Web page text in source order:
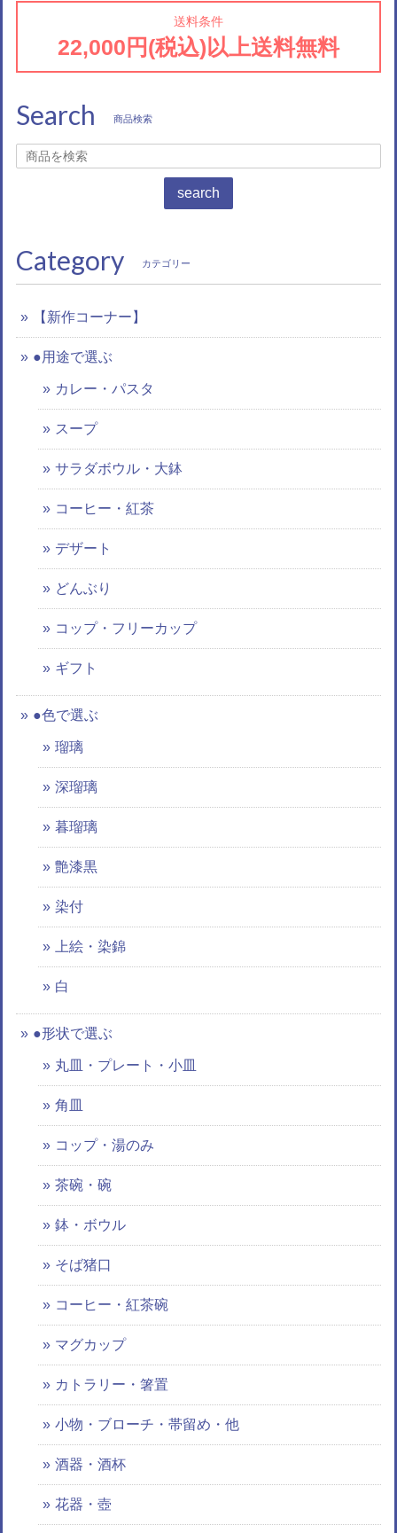
送料条件
22,000円(税込)以上送料無料
Search 商品検索
search
Category カテゴリー
【新作コーナー】
●用途で選ぶ
カレー・パスタ
スープ
サラダボウル・大鉢
コーヒー・紅茶
デザート
どんぶり
コップ・フリーカップ
ギフト
●色で選ぶ
瑠璃
深瑠璃
暮瑠璃
艶漆黒
染付
上絵・染錦
白
●形状で選ぶ
丸皿・プレート・小皿
角皿
コップ・湯のみ
茶碗・碗
鉢・ボウル
そば猪口
コーヒー・紅茶碗
マグカップ
カトラリー・箸置
小物・ブローチ・帯留め・他
酒器・酒杯
花器・壺